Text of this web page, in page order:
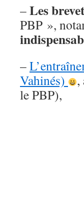
–Les
PBP »,
–
Vahinés)
,
le PBP),